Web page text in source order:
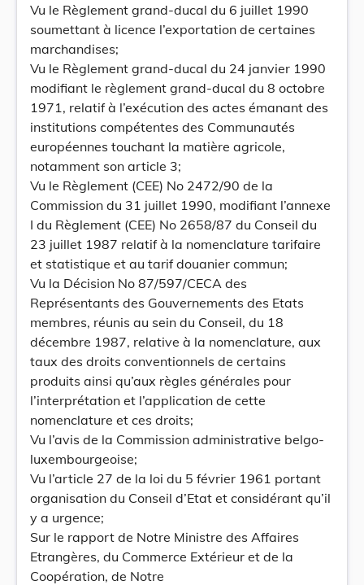
Vu le Règlement grand-ducal du 6 juillet 1990
soumettant à licence l’exportation de certaines
marchandises;
Vu le Règlement grand-ducal du 24 janvier 1990
modifiant le règlement grand-ducal du 8 octobre
1971, relatif à l’exécution des actes émanant des
institutions compétentes des Communautés
européennes touchant la matière agricole,
notamment son article 3;
Vu le Règlement (CEE) No 2472/90 de la
Commission du 31 juillet 1990, modifiant l’annexe
I du Règlement (CEE) No 2658/87 du Conseil du
23 juillet 1987 relatif à la nomenclature tarifaire
et statistique et au tarif douanier commun;
Vu la Décision No 87/597/CECA des
Représentants des Gouvernements des Etats
membres, réunis au sein du Conseil, du 18
décembre 1987, relative à la nomenclature, aux
taux des droits conventionnels de certains
produits ainsi qu’aux règles générales pour
l’interprétation et l’application de cette
nomenclature et ces droits;
Vu l’avis de la Commission administrative belgo-
luxembourgeoise;
Vu l’article 27 de la loi du 5 février 1961 portant
organisation du Conseil d’Etat et considérant qu’il
y a urgence;
Sur le rapport de Notre Ministre des Affaires
Etrangères, du Commerce Extérieur et de la
Coopération, de Notre